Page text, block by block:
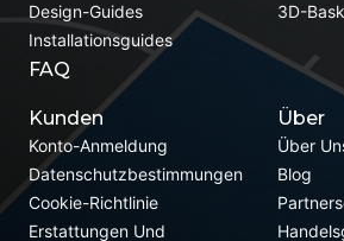
3D-
Design-Guides
Installationsguides
FAQ
Kunden
Konto-Anmeldung
Datenschutzbestimmungen
Cookie-Richtlinie
Erstattungen Und
Über
Über
Blog